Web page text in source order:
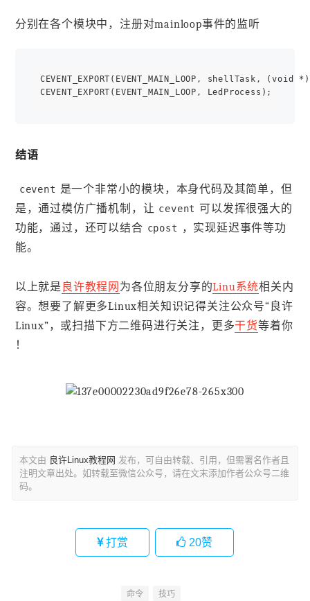
分别在各个模块中，注册对mainloop事件的监听
CEVENT_EXPORT(EVENT_MAIN_LOOP, shellTask,
结语
cevent 是一个非常小的模块，本身代码及其简单，但
是，通过模仿广播机制，让 cevent 可以发挥很强大的
功能，通过，还可以结合 cpost
，实现延迟事件等功
能。
以上就是 良许教程网 为各位朋友分享的Linu系统相关内
容。想要了解更多Linux相关知识记得关注公众号“良许
Linux”，或扫描下方二维码进行关注，更多干货等着你
！
本文由 良许Linux教程网 发布，可自由转载、引用，但需署名作者且
注明文章出处。如转载至微信公众号，请在文末添加作者公众号二维
码。
打赏 20赞
命令 技巧